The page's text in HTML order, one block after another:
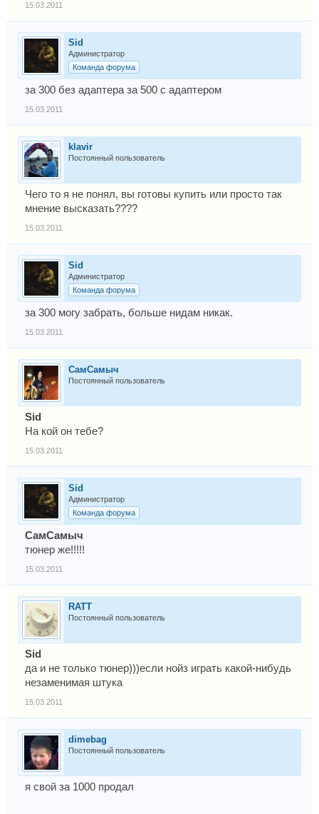
15.03.2011
Sid
Администратор
Команда форума
за 300 без адаптера за 500 с адаптером
15.03.2011
klavir
Постоянный пользователь
Чего то я не понял, вы готовы купить или просто так
мнение высказать????
15.03.2011
Sid
Администратор
Команда форума
за 300 могу забрать, больше нидам никак.
15.03.2011
СамСамыч
Постоянный пользователь
Sid
На кой он тебе?
15.03.2011
Sid
Администратор
Команда форума
СамСамыч
тюнер же!!!!!
15.03.2011
RATT
Постоянный пользователь
Sid
да и не только тюнер)))если нойз играть какой-нибудь
незаменимая штука
15.03.2011
dimebag
Постоянный пользователь
я свой за 1000 продал